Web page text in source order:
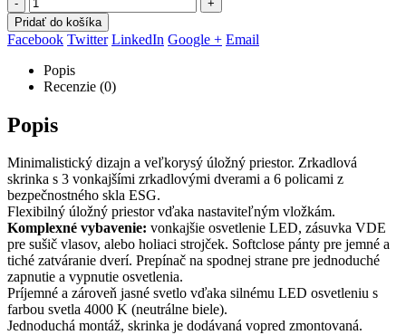
-
+
Pridať do košíka
Facebook Twitter LinkedIn Google + Email
Popis
Recenzie (0)
Popis
Minimalistický dizajn a veľkorysý úložný priestor. Zrkadlová
skrinka s 3 vonkajšími zrkadlovými dverami a 6 policami z
bezpečnostného skla ESG.
Flexibilný úložný priestor vďaka nastaviteľným vložkám.
Komplexné vybavenie: vonkajšie osvetlenie LED, zásuvka VDE
pre sušič vlasov, alebo holiaci strojček. Softclose pánty pre jemné a
tiché zatváranie dverí. Prepínač na spodnej strane pre jednoduché
zapnutie a vypnutie osvetlenia.
Príjemné a zároveň jasné svetlo vďaka silnému LED osvetleniu s
farbou svetla 4000 K (neutrálne biele).
Jednoduchá montáž, skrinka je dodávaná vopred zmontovaná.